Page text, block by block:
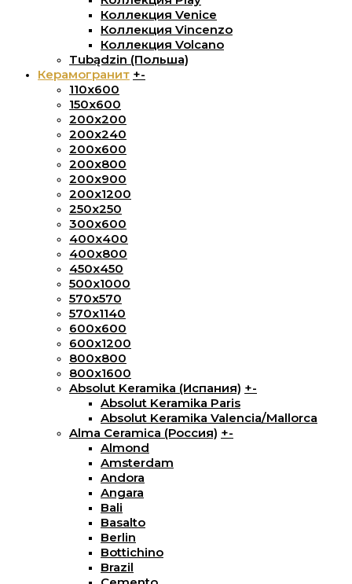
Коллекция Venice
Коллекция Vincenzo
Коллекция Volcano
Tubądzin (Польша)
Керамогранит +-
110x600
150х600
200x200
200х240
200х600
200х800
200х900
200х1200
250x250
300х600
400х400
400х800
450х450
500х1000
570х570
570х1140
600х600
600х1200
800х800
800x1600
Absolut Keramika (Испания) +-
Absolut Keramika Paris
Absolut Keramika Valencia/Mallorca
Alma Ceramica (Россия) +-
Almond
Amsterdam
Andora
Angara
Bali
Basalto
Berlin
Bottichino
Brazil